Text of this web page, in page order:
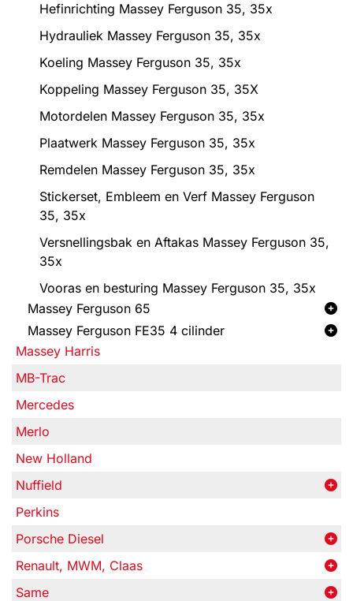
Hefinrichting Massey Ferguson 35, 35x
Hydrauliek Massey Ferguson 35, 35x
Koeling Massey Ferguson 35, 35x
Koppeling Massey Ferguson 35, 35X
Motordelen Massey Ferguson 35, 35x
Plaatwerk Massey Ferguson 35, 35x
Remdelen Massey Ferguson 35, 35x
Stickerset, Embleem en Verf Massey Ferguson
35, 35x
Versnellingsbak en Aftakas Massey Ferguson 35,
35x
Vooras en besturing Massey Ferguson 35, 35x
Massey Ferguson 65
Massey Ferguson FE35 4 cilinder
Massey Harris
MB-Trac
Mercedes
Merlo
New Holland
Nuffield
Perkins
Porsche Diesel
Renault, MWM, Claas
Same